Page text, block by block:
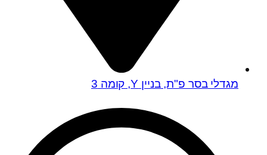
מגדלי בסר פ"ת, בניין Y, קומה 3